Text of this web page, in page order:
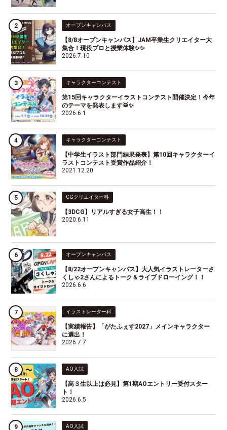
オープンキャンパス
【8/8オープンキャンパス】JAM卒業生クリエイター大
集合！現役プロと授業体験✨✨
2026.7.10
キャラクターコンテスト
第15回キャラクターイラストコンテスト開催決定！今年
のテーマを発表します🥁✨
2026.6.1
キャラクターコンテスト
【中学生イラスト部門結果発表】第10回キャラクターイ
ラストコンテスト受賞作品紹介！
2021.12.20
CGクリエイター科
【3DCG】リアルすぎる女子高生！！
2020.6.11
オープンキャンパス
【8/22オープンキャンパス】大人気イラストレーターさ
くしゃ2さんによるトーク＆ライブドローイング！！
2026.6.6
イラストレーター科
【実績報告】「がたふぇす2027」メインキャラクター
に選出！
2026.7.7
AO入試
【高３生以上は必見】第1期AOエントリー受付スター
ト！
2026.6.5
AO入試